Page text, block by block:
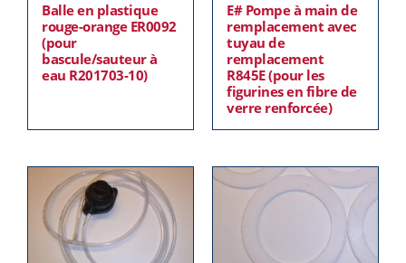
Balle en plastique
rouge-orange ER0092
(pour
bascule/sauteur à
eau R201703-10)
E# Pompe à main de
remplacement avec
tuyau de
remplacement
R845E (pour les
figurines en fibre de
verre renforcée)